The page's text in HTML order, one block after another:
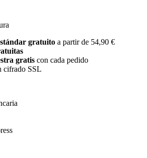
gratuito a partir de 54,90 €
gratis con cada pedido
cifrado SSL